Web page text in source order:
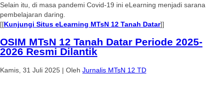
Selain itu, di masa pandemi Covid-19 ini eLearning menjadi sarana
pembelajaran daring.
[[Kunjungi Situs eLearning MTsN 12 Tanah Datar]]
OSIM MTsN 12 Tanah Datar Periode 2025-
2026 Resmi Dilantik
Kamis, 31 Juli 2025 | Oleh Jurnalis MTsN 12 TD